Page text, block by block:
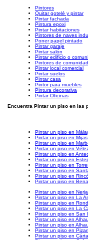
Pintores
Quitar gotelé y pintar
Pintar fachada
Pintura epoxi
Pintar habitaciones
Pintores de naves
Poner papel pintado
Pintar garaje
Pintar salón
Pintar edificio o
Pintores de
Pintar local comercial
Pintar suelos
Pintar casa
Pintor para muebles
Pintura decorativa
Pintar Oficinas
Encuentra Pintar un piso en las
Pintar un piso en
Pintar un piso en Mijas
Pintar un piso en
Pintar un piso en
Pintar un piso en
Pintar un piso en
Pintar un piso en
Pintar un piso en
Pintar un piso en
Pintar un piso en
Pintar un piso en Nerja
Pintar un piso en La
Pintar un piso en
Pintar un piso en La
Pintar un piso en San
Pintar un piso en
Pintar un piso en
Pintar un piso en
Pintar un piso en